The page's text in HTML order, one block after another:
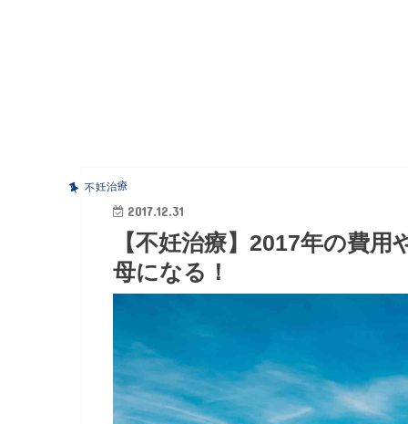
不妊治療
2017.12.31
【不妊治療】2017年の費
母になる！